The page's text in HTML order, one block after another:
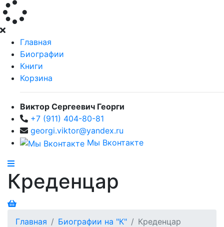
Главная
Биографии
Книги
Корзина
Виктор Сергеевич Георги
+7 (911) 404-80-81
georgi.viktor@yandex.ru
Мы Вконтакте
Креденцар
Главная Биографии на "К" Креденцар